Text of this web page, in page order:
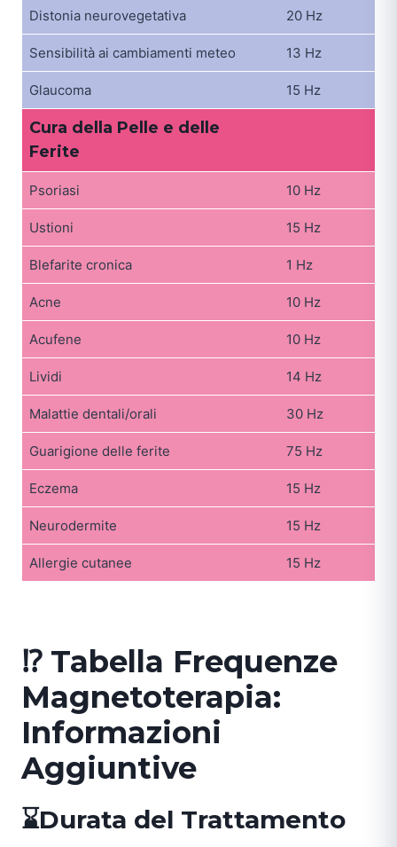
Distonia neurovegetativa 20 Hz
Sensibilità ai cambiamenti meteo 13 Hz
Glaucoma 15 Hz
Cura della Pelle e delle
Ferite
Psoriasi 10 Hz
Ustioni 15 Hz
Blefarite cronica 1 Hz
Acne 10 Hz
Acufene 10 Hz
Lividi 14 Hz
Malattie dentali/orali 30 Hz
Guarigione delle ferite 75 Hz
Eczema 15 Hz
Neurodermite 15 Hz
Allergie cutanee 15 Hz
⁉️ Tabella Frequenze
Magnetoterapia:
Informazioni
Aggiuntive
⌛Durata del Trattamento